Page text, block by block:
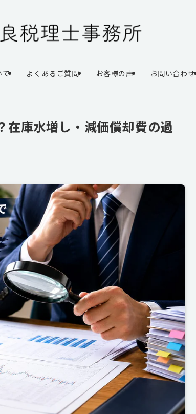
て よくあるご質問 お客様の声 お問い合わせ
在庫水増し・減価償却費の過